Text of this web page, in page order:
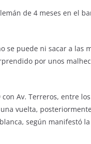
de 4 meses en el
se puede ni sacar a las
por unos
Av. Terreros, entre los
vuelta,
según manifestó